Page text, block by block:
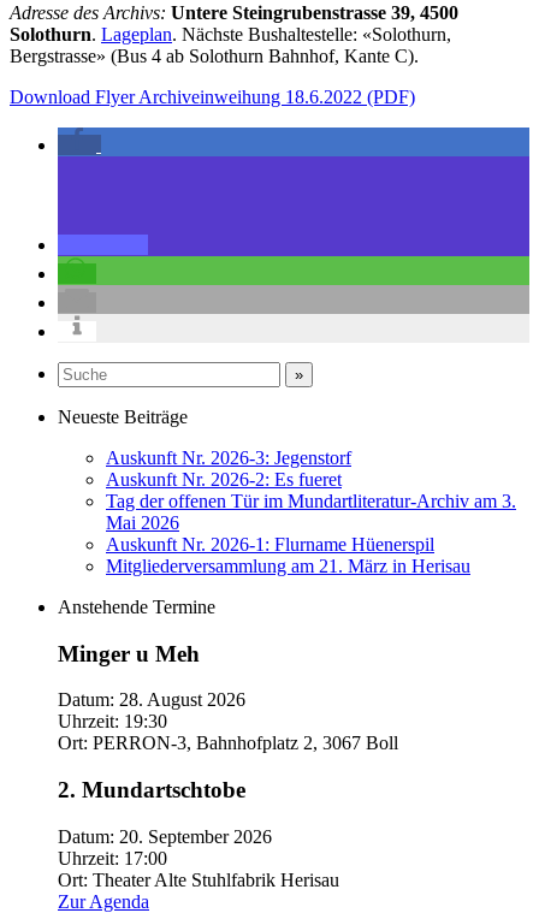
Adresse des Archivs: Untere Steingrubenstrasse 39, 4500
Solothurn. Lageplan. Nächste Bushaltestelle: «Solothurn,
Bergstrasse» (Bus 4 ab Solothurn Bahnhof, Kante C).
Download Flyer Archiveinweihung 18.6.2022 (PDF)
Neueste Beiträge
Auskunft Nr. 2026-3: Jegenstorf
Auskunft Nr. 2026-2: Es fueret
Tag der offenen Tür im Mundartliteratur-Archiv am 3.
Mai 2026
Auskunft Nr. 2026-1: Flurname Hüenerspil
Mitgliederversammlung am 21. März in Herisau
Anstehende Termine
Minger u Meh
Datum: 28. August 2026
Uhrzeit: 19:30
Ort: PERRON-3, Bahnhofplatz 2, 3067 Boll
2. Mundartschtobe
Datum: 20. September 2026
Uhrzeit: 17:00
Ort: Theater Alte Stuhlfabrik Herisau
Zur Agenda